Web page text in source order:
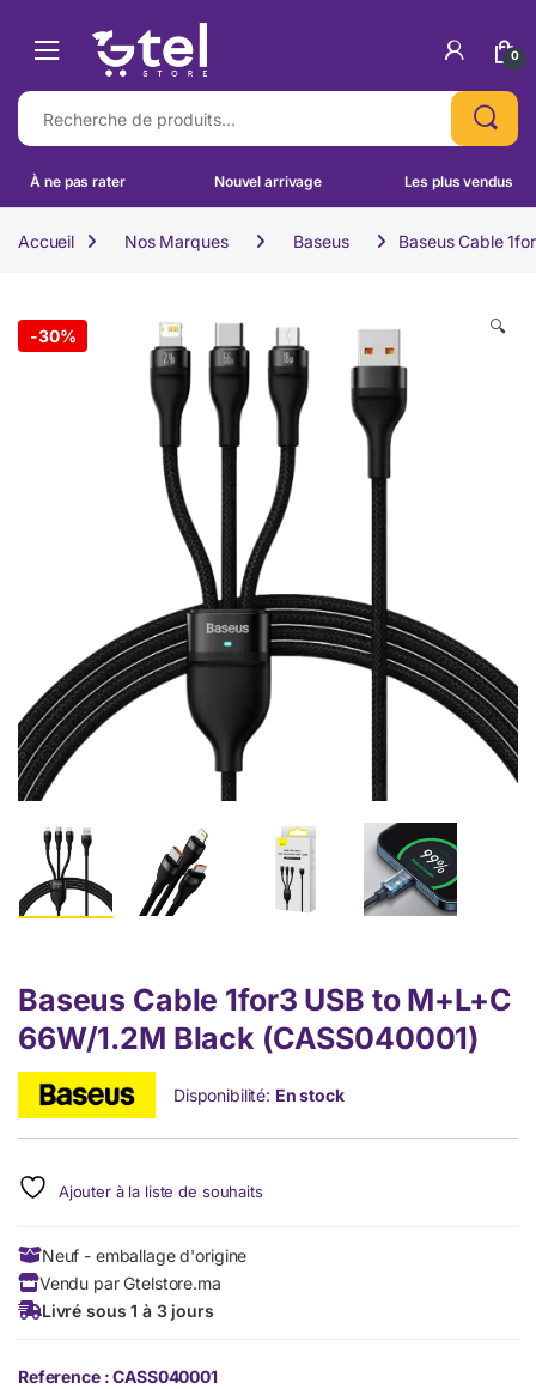
0
Recherche pour :
À ne pas rater Nouvel arrivage Les plus vendus
Accueil Nos Marques Baseus Baseus Cable
-30% 🔍
Baseus Cable 1for3 USB to M+L+C
66W/1.2M Black (CASS040001)
Disponibilité: En stock
Ajouter à la liste de souhaits
Neuf - emballage d'origine
Vendu par Gtelstore.ma
Livré sous 1 à 3 jours
Reference : CASS040001